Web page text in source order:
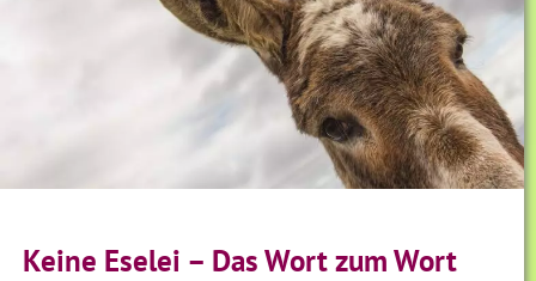
Keine Eselei – Das Wort zum Wort